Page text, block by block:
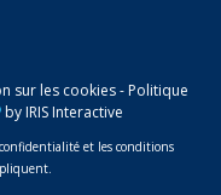
sur les cookies- Politique
by IRIS Interactive
et les conditions